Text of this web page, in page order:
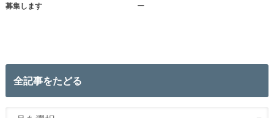
募集します
ー
全記事をたどる